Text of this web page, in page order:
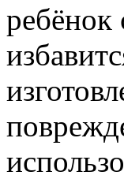
ребёнок